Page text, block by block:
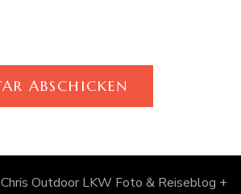
Chris Outdoor LKW Foto & Reiseblog +